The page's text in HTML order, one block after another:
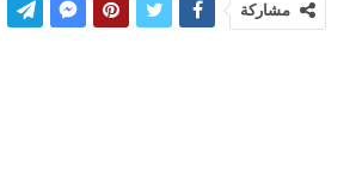
مشاركة